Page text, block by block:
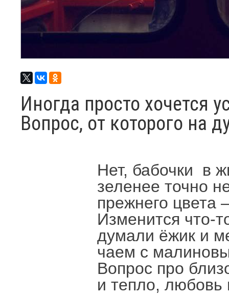
Иногда просто хочется
Вопрос, от которого на
Нет, бабочки в
зеленее точно
прежнего цвета
Изменится что-
думали ёжик и
чаем с
Вопрос про
и тепло, любовь